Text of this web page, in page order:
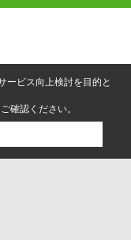
らお問い合わせ
ービス向上検討を目的と
確認ください。